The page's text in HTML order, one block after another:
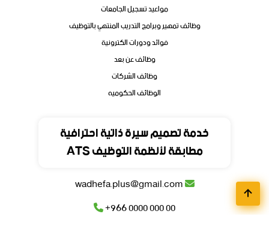
خدمة تصميم سيرة ذاتية احترافية
مطابقة لأنظمة التوظيف ATS
مواعيد تسجيل الجامعات
وظائف تمهير وبرامج التدريب المنتهي بالتوظيف
فوائد ودورات الكترونية
وظائف عن بعد
وظائف الشركات
الوظائف الحكوميه
المملكة العربية السعودية
+966 0000 000 00